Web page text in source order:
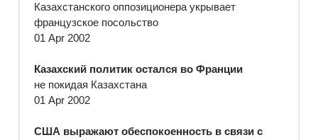
Казахстанского оппозиционера укрывает
французское посольство
01 Apr 2002
Казахский политик остался во Франции
не покидая Казахстана
01 Apr 2002
США выражают обеспокоенность в связи с